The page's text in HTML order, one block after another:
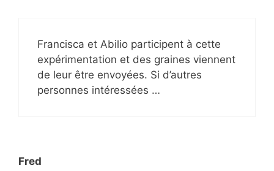
Francisca et Abilio participent à cette
expérimentation et des graines viennent
de leur être envoyées. Si d’autres
personnes intéressées …
Fred